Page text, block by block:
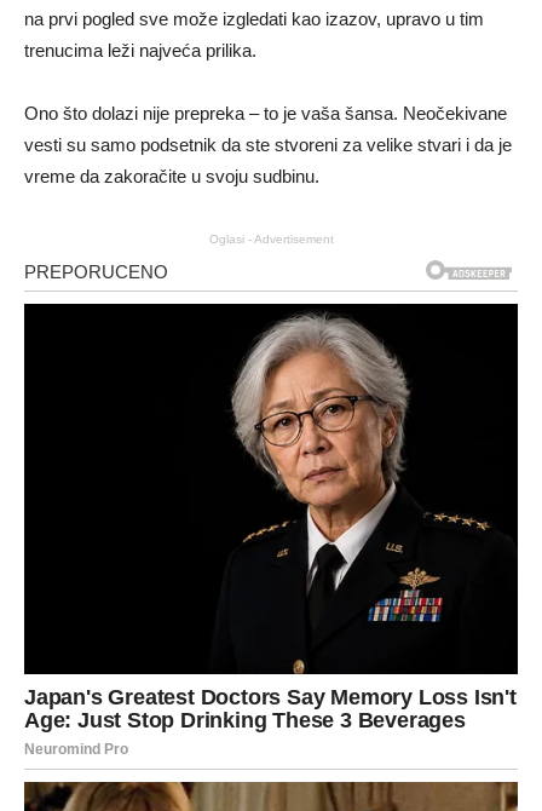
na prvi pogled sve može izgledati kao izazov, upravo u tim
trenucima leži najveća prilika.
Ono što dolazi nije prepreka – to je vaša šansa. Neočekivane
vesti su samo podsetnik da ste stvoreni za velike stvari i da je
vreme da zakoračite u svoju sudbinu.
Oglasi - Advertisement